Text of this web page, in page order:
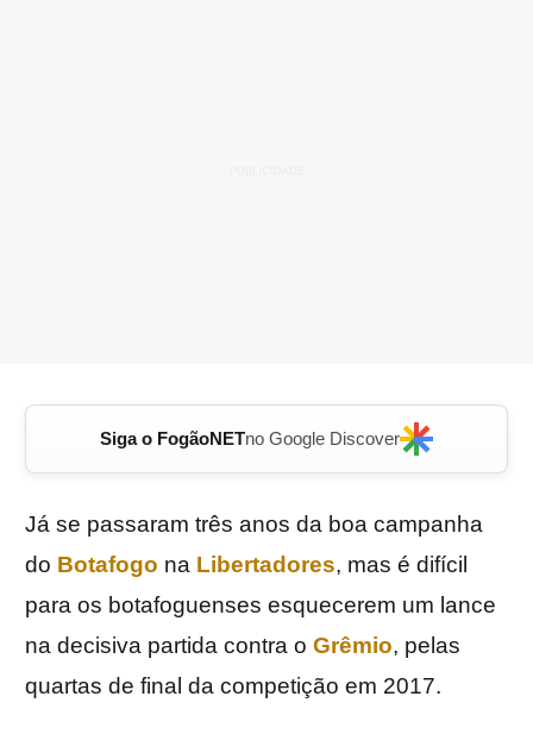
Siga o FogãoNETno Google Discover
Já se passaram três anos da boa campanha
do Botafogo na Libertadores, mas é difícil
para os botafoguenses esquecerem um lance
na decisiva partida contra o Grêmio, pelas
quartas de final da competição em 2017.